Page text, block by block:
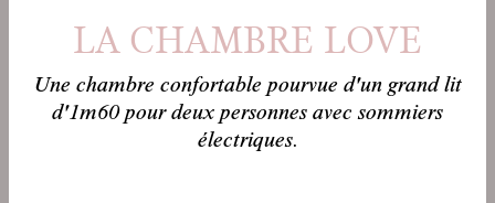
LA CHAMBRE LOVE
Une chambre confortable pourvue d'un grand lit
d'1m60 pour deux personnes avec sommiers
électriques.